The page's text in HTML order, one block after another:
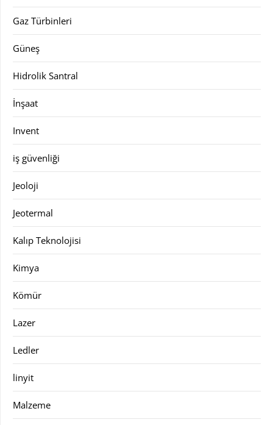
Gaz Türbinleri
Güneş
Hidrolik Santral
İnşaat
Invent
iş güvenliği
Jeoloji
Jeotermal
Kalıp Teknolojisi
Kimya
Kömür
Lazer
Ledler
linyit
Malzeme